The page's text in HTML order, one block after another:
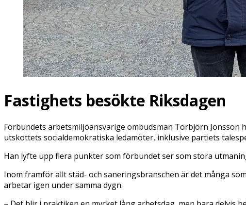
Fastighets besökte Riksdagen
Förbundets arbetsmiljöansvarige ombudsman Torbjörn
utskottets socialdemokratiska ledamöter, inklusive partiets
Han lyfte upp flera punkter som förbundet ser som stora
Inom framför allt städ- och saneringsbranschen är det många
arbetar igen under samma dygn.